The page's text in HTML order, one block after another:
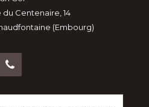
du Centenaire, 14
(Embourg)